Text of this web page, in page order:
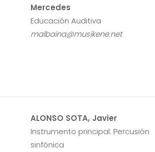
Mercedes
Educación Auditiva
malbaina@musikene.net
ALONSO SOTA, Javier
Instrumento principal: Percusión
sinfónica